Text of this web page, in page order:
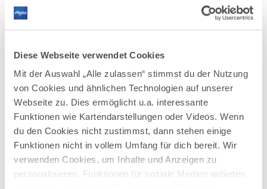
Diese Webseite verwendet Cookies
Mit der Auswahl „Alle zulassen“ stimmst du der Nutzung
von Cookies und ähnlichen Technologien auf unserer
Webseite zu. Dies ermöglicht u.a. interessante
Funktionen wie Kartendarstellungen oder Videos. Wenn
du den Cookies nicht zustimmst, dann stehen einige
Funktionen nicht in vollem Umfang für dich bereit. Wir
verwenden Cookies, um Inhalte und Anzeigen zu
personalisieren, Funktionen für soziale Medien anbieten
gestärkt wieder aus dem Wald aus.
Beate Kratzer ist zertifizierte Wald-
2023 die Ausbildung beim Kneippärztebund
e.V. in Bad Wörishofen. Für sie bedeutet der
Wald Rückzugs- und Erholungsort, aber auch
Lebensraum für Pflanzen und Tiere. Diesen
besonderen Kraftort möchte sie mit ihren
Waldbaden-Angeboten den Teilnehmenden
näherbringen und mit allen Sinnen erleb- und
spürbar machen.